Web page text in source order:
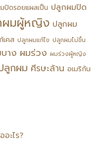
ปิดรอยแผลเป็น ปลูกผมปิด
ผมผู้หญิง ปลูกผม
คส ปลูกผมแก้ไข ปลูกผมไม่ขึ้น
าง ผมร่วง ผมร่วงผู้หญิง
ลูกผม ศีรษะล้าน อเมริกัน
ะไร?